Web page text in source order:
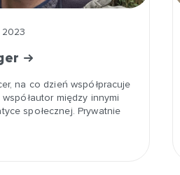
na co dzień współpracuje
między innymi
społecznej. Prywatnie